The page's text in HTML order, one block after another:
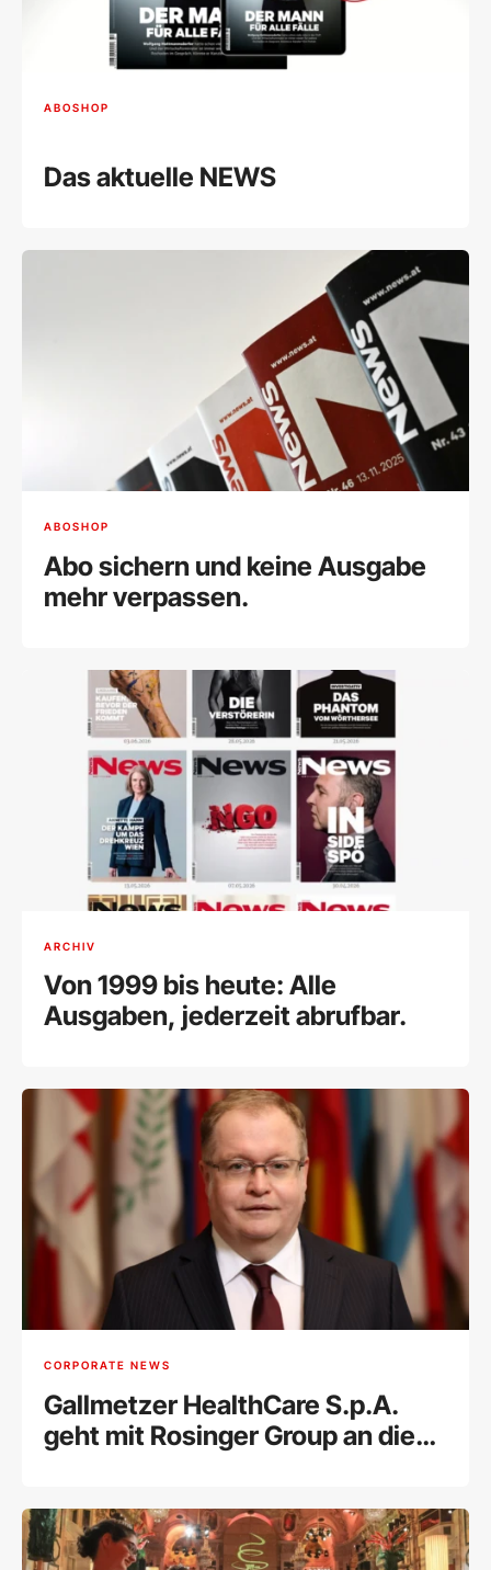
ABOSHOP
Das aktuelle NEWS
ABOSHOP
Abo sichern und keine Ausgabe
mehr verpassen.
ARCHIV
Von 1999 bis heute: Alle
Ausgaben, jederzeit abrufbar.
CORPORATE NEWS
Gallmetzer HealthCare S.p.A.
geht mit Rosinger Group an die